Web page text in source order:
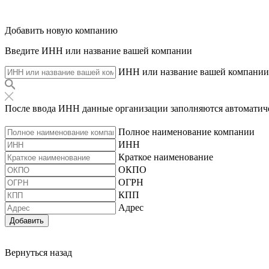
Добавить новую компанию
Введите ИНН или название вашей компании
ИНН или название вашей компании
После ввода ИНН данные организации заполняются
Полное наименование компании
ИНН
Краткое наименование
ОКПО
ОГРН
КПП
Адрес
Добавить
Вернуться назад